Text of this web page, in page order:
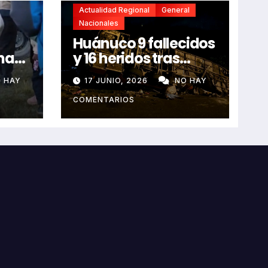
HAY
Actualidad Regional
General
Nacionales
Huánuco 9 fallecidos
y 16 heridos tras
horroroso despiste
de bus Real Chancas
que impactó contra
vivienda
17 JUNIO, 2026 NO HAY
COMENTARIOS